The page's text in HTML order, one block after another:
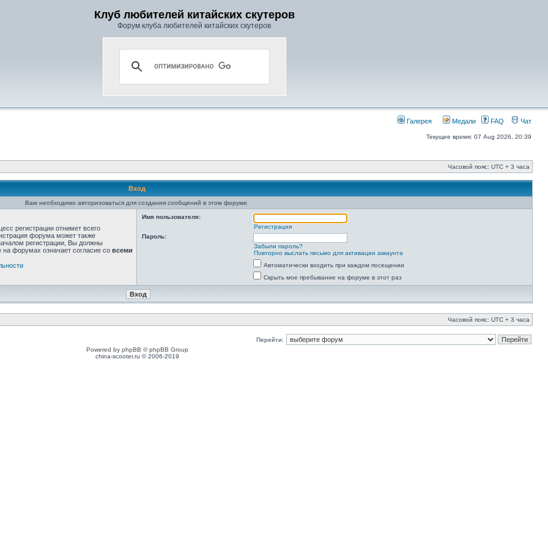
Клуб любителей китайских скутеров
Форум клуба любителей китайских скутеров
Галерея Медали FAQ Чат
Текущее время: 07 Aug 2026, 20:39
Часовой пояс: UTC + 3 часа
Вход
Вам необходимо авторизоваться для создания сообщений в этом форуме.
регистрации отнимет всего
форума может также
регистрации, Вы должны
форумах означает согласие со всеми
Имя пользователя:
Регистрация
Пароль:
Забыли пароль?
Повторно выслать письмо для активации аккаунта
Автоматически входить при каждом посещении
Скрыть мое пребывание на форуме в этот раз
Часовой пояс: UTC + 3 часа
Перейти:
Powered by phpBB © phpBB Group
china-scooter.ru © 2006-2019